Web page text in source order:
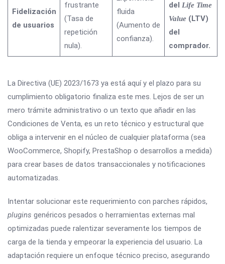
Fidelización
de usuarios
frustrante
(Tasa de
repetición
nula).
fluida
(Aumento de
confianza).
del Life Time
Value(LTV)
del
comprador.
La Directiva (UE) 2023/1673 ya está aquí y el plazo para su
cumplimiento obligatorio finaliza este mes. Lejos de ser un
mero trámite administrativo o un texto que añadir en las
Condiciones de Venta, es un reto técnico y estructural que
obliga a intervenir en el núcleo de cualquier plataforma (sea
WooCommerce, Shopify, PrestaShop o desarrollos a medida)
para crear bases de datos transaccionales y notificaciones
automatizadas.
Intentar solucionar este requerimiento con parches rápidos,
plugins genéricos pesados o herramientas externas mal
optimizadas puede ralentizar severamente los tiempos de
carga de la tienda y empeorar la experiencia del usuario. La
adaptación requiere un enfoque técnico preciso, asegurando